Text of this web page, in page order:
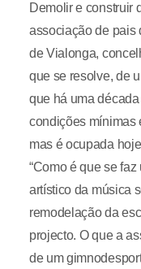
Demolir e construir
associação de pais
de Vialonga,
que se resolve, de
que há uma
condições mínimas
mas é ocupada
“Como é que se
artístico da música
remodelação da
projecto. O que a
de um